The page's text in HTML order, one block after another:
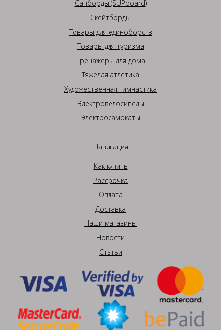
Сапборды (SUPboard)
Скейтборды
Товары для единоборств
Товары для туризма
Тренажеры для дома
Тяжелая атлетика
Художественная гимнастика
Электровелосипеды
Электросамокаты
Навигация
Как купить
Рассрочка
Оплата
Доставка
Наши магазины
Новости
Статьи